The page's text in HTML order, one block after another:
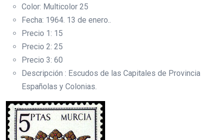
Color: Multicolor 25
Fecha: 1964. 13 de enero..
Precio 1: 15
Precio 2: 25
Precio 3: 60
Descripción : Escudos de las Capitales de Provincia
Españolas y Colonias.